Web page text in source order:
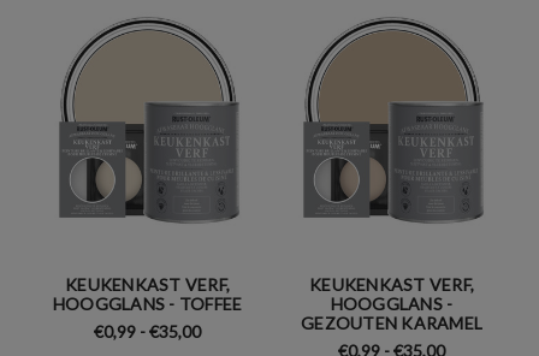
KEUKENKAST VERF,
HOOGGLANS - TOFFEE
€0,99 - €35,00
KEUKENKAST VERF,
HOOGGLANS -
GEZOUTEN KARAMEL
€0,99 - €35,00